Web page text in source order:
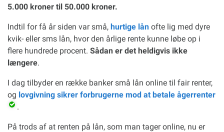
5.000 kroner til 50.000 kroner.
Indtil for få år siden var små, hurtige lån ofte lig med dyre
kvik- eller sms lån, hvor den årlige rente kunne løbe op i
flere hundrede procent. Sådan er det heldigvis ikke
længere.
I dag tilbyder en række banker små lån online til fair renter,
og lovgivning sikrer forbrugerne mod at betale ågerrenter
.
På trods af at renten på lån, som man tager online, nu er